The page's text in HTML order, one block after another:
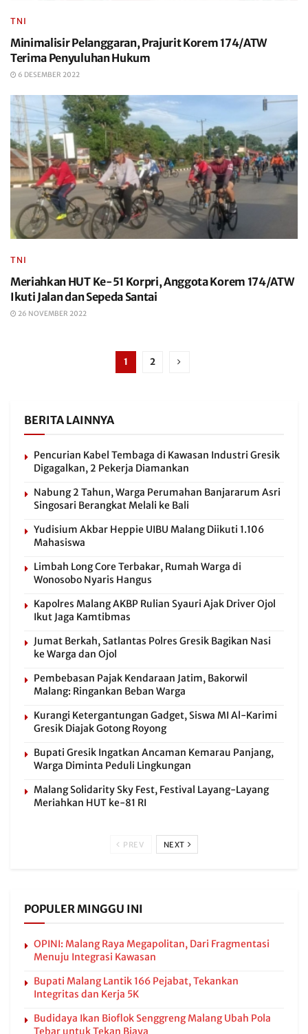
TNI
Minimalisir Pelanggaran, Prajurit Korem 174/ATW
Terima Penyuluhan Hukum
6 DESEMBER 2022
TNI
Meriahkan HUT Ke-51 Korpri, Anggota Korem 174/ATW
Ikuti Jalan dan Sepeda Santai
26 NOVEMBER 2022
1 2
BERITA LAINNYA
Pencurian Kabel Tembaga di Kawasan Industri Gresik
Digagalkan, 2 Pekerja Diamankan
Nabung 2 Tahun, Warga Perumahan Banjararum Asri
Singosari Berangkat Melali ke Bali
Yudisium Akbar Heppie UIBU Malang Diikuti 1.106
Mahasiswa
Limbah Long Core Terbakar, Rumah Warga di
Wonosobo Nyaris Hangus
Kapolres Malang AKBP Rulian Syauri Ajak Driver Ojol
Ikut Jaga Kamtibmas
Jumat Berkah, Satlantas Polres Gresik Bagikan Nasi
ke Warga dan Ojol
Pembebasan Pajak Kendaraan Jatim, Bakorwil
Malang: Ringankan Beban Warga
Kurangi Ketergantungan Gadget, Siswa MI Al-Karimi
Gresik Diajak Gotong Royong
Bupati Gresik Ingatkan Ancaman Kemarau Panjang,
Warga Diminta Peduli Lingkungan
Malang Solidarity Sky Fest, Festival Layang-Layang
Meriahkan HUT ke-81 RI
PREV NEXT
POPULER MINGGU INI
OPINI: Malang Raya Megapolitan, Dari Fragmentasi
Menuju Integrasi Kawasan
Bupati Malang Lantik 166 Pejabat, Tekankan
Integritas dan Kerja 5K
Budidaya Ikan Bioflok Senggreng Malang Ubah Pola
Tebar untuk Tekan Biaya